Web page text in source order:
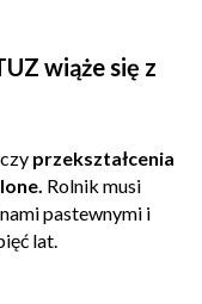
wiąże się z
przekształcenia
Rolnik musi
pastewnymi i
lat.